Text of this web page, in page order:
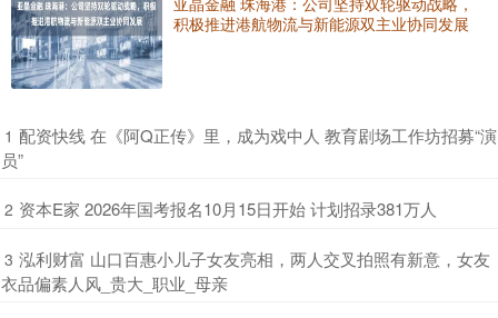
积极推进港航物流与新能源双主业协同发展
1 ​配资快线 在《阿Q正传》里，成为戏中人 教育剧场工作坊招募“演
员”
2 ​资本E家 2026年国考报名10月15日开始 计划招录381万人
3 ​泓利财富 山口百惠小儿子女友亮相，两人交叉拍照有新意，女友
衣品偏素人风_贵大_职业_母亲